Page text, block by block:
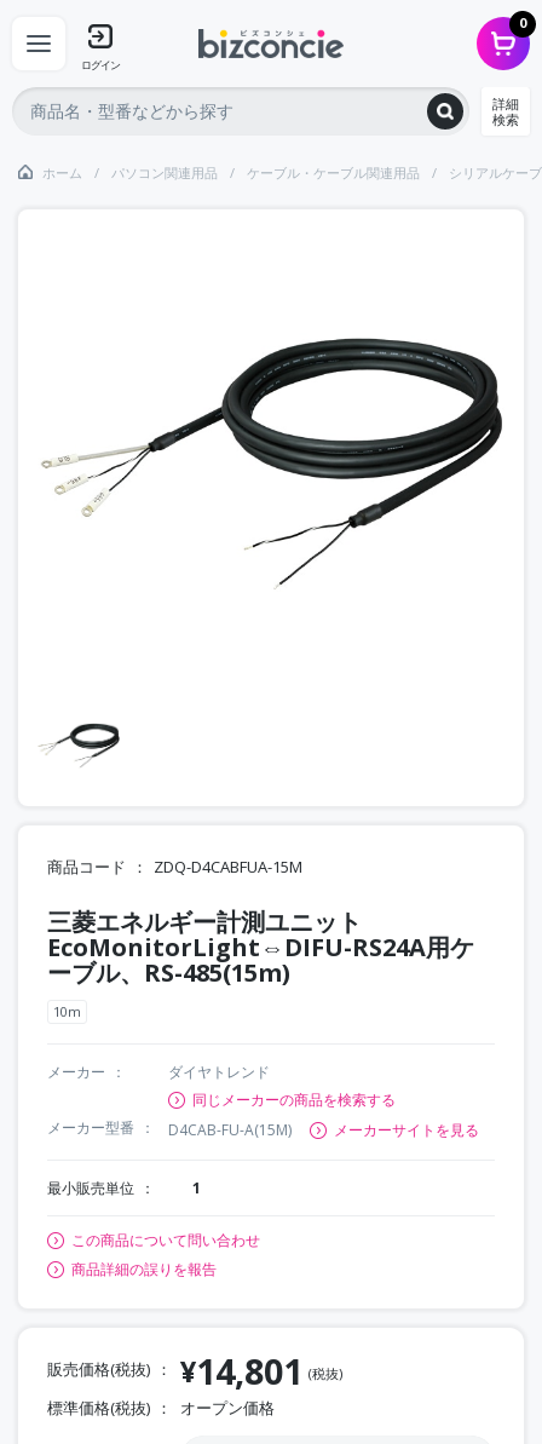
ログイン
0
詳細
検索
ホーム パソコン関連用品 ケーブル・ケーブル関連用品 シリアルケー
商品コード ZDQ-D4CABFUA-15M
三菱エネルギー計測ユニット
EcoMonitorLight⇔DIFU-RS24A用ケ
ーブル、RS-485(15m)
10m
メーカー
ダイヤトレンド
同じメーカーの商品を検索する
メーカー型番
D4CAB-FU-A(15M) メーカーサイトを見る
最小販売単位 1
この商品について問い合わせ
商品詳細の誤りを報告
販売価格(税抜) ¥14,801 (税抜)
標準価格(税抜) オープン価格